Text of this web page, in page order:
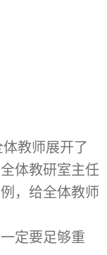
教师展开了
体教研室主任
，给全体教师
定要足够重